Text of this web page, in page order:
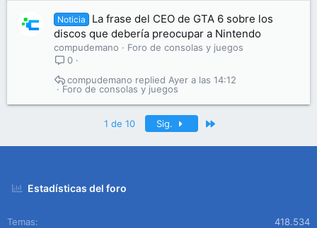
Noticia
La frase del CEO de GTA 6 sobre los
discos que debería preocupar a Nintendo
compudemano
Foro de consolas y juegos
0
Foro de consolas y juegos
Ayer a las 14:12
compudemano
1 de 10 Sig.
Estadísticas del foro
Temas
418.534